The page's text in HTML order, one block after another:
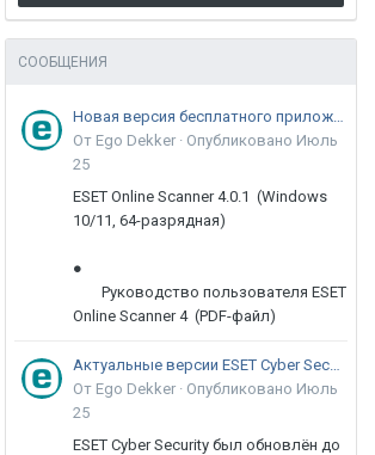
СООБЩЕНИЯ
Новая версия бесплатного приложения ESET Online Scanner доступна пользователям
От Ego Dekker · Опубликовано Июль
25
ESET Online Scanner 4.0.1 (Windows
10/11, 64-разрядная)
●
Руководство пользователя ESET
Online Scanner 4 (PDF-файл)
Актуальные версии ESET Cyber Security 9
От Ego Dekker · Опубликовано Июль
25
ESET Cyber Security был обновлён до